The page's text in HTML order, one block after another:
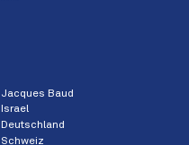
Jacques Baud
Israel
Deutschland
Schweiz